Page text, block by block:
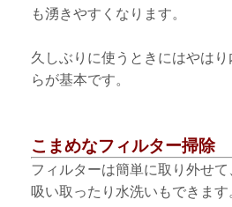
も湧きやすくなります。
久しぶりに使うときにはやは
らが基本です。
こまめなフィルター掃除
フィルターは簡単に取り外せ
吸い取ったり水洗いもできます